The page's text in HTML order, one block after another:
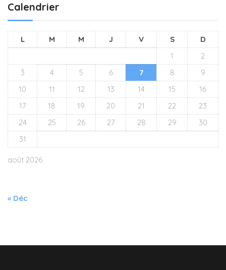
Calendrier
août 2026
L M M J V S
D
1
2
3
4 5 6 7 8
9
10
11 12 13 14 15
16
17
18 19 20 21 22
23
24
25 26 27 28 29
30
31
« Déc